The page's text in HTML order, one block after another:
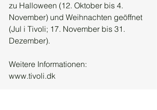
zu Halloween (12. Oktober bis 4.
November) und Weihnachten geöffnet
(Jul i Tivoli; 17. November bis 31.
Dezember).
Weitere Informationen:
www.tivoli.dk